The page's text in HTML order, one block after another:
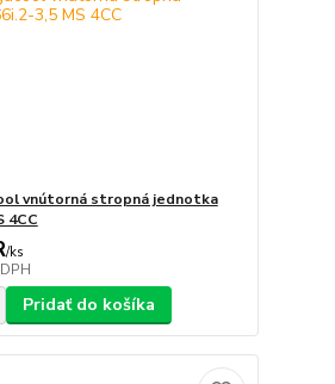
vnútorná stropná jednotka
4CC
/ks
Pridať do košíka